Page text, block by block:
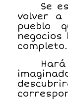
Se
volver a
pueblo
completo.